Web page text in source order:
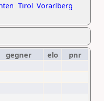
Tirol Vorarlberg
gegner elo
pnr